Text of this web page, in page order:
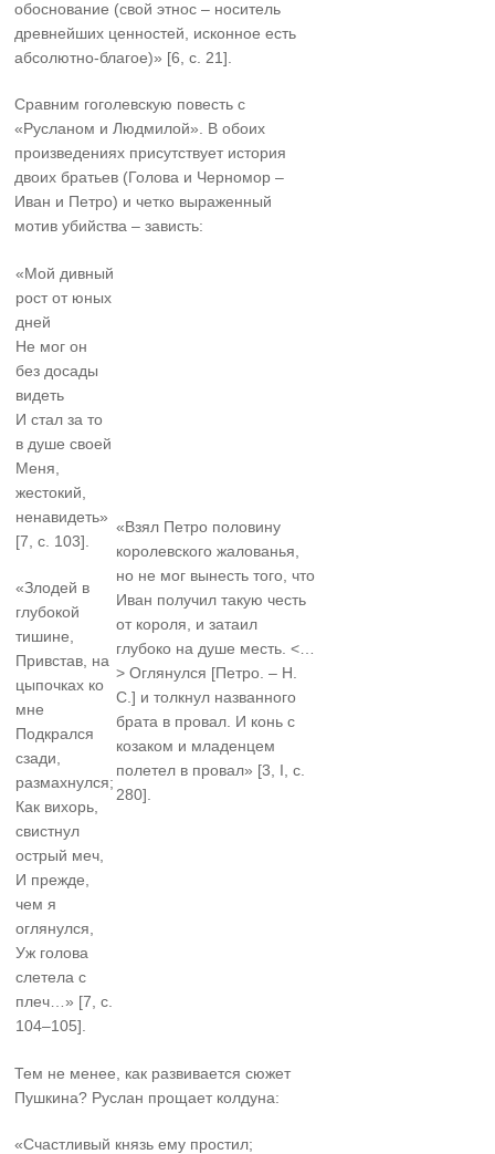
обоснование (свой этнос – носитель
древнейших ценностей, исконное есть
абсолютно-благое)» [6, с. 21].
Сравним гоголевскую повесть с
«Русланом и Людмилой». В обоих
произведениях присутствует история
двоих братьев (Голова и Черномор –
Иван и Петро) и четко выраженный
мотив убийства – зависть:
«Мой дивный
рост от юных
дней
Не мог он
без досады
видеть
И стал за то
в душе своей
Меня,
жестокий,
ненавидеть»
[7, с. 103].
«Злодей в
глубокой
тишине,
Привстав, на
цыпочках ко
мне
Подкрался
сзади,
размахнулся;
Как вихорь,
свистнул
острый меч,
И прежде,
чем я
оглянулся,
Уж голова
слетела с
плеч…» [7, с.
104–105].
«Взял Петро половину
королевского жалованья,
но не мог вынесть того, что
Иван получил такую честь
от короля, и затаил
глубоко на душе месть. <…
> Оглянулся [Петро. – Н.
С.] и толкнул названного
брата в провал. И конь с
козаком и младенцем
полетел в провал» [3, I, с.
280].
Тем не менее, как развивается сюжет
Пушкина? Руслан прощает колдуна:
«Счастливый князь ему простил;